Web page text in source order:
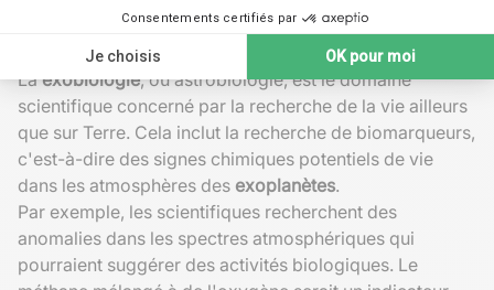
Signes de vie : où en est la science de
l'exobiologie ?
Laexobiologie, ou astrobiologie, est le domaine
scientifique concerné par la recherche de la vie ailleurs
que sur Terre. Cela inclut la recherche de biomarqueurs,
c'est-à-dire des signes chimiques potentiels de vie
dans les atmosphères des exoplanètes.
Par exemple, les scientifiques recherchent des
anomalies dans les spectres atmosphériques qui
pourraient suggérer des activités biologiques. Le